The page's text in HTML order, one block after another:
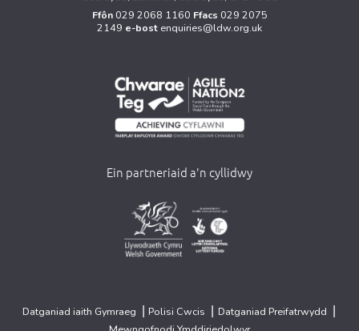
Ffôn 029 2068 1160 Ffacs 029 2075
2149 e-bost enquiries@ldw.org.uk
Ein partneriaid a'n cyllidwy
Datganiad iaith Gymraeg Polisi Cwcis Datganiad Preifatrwydd